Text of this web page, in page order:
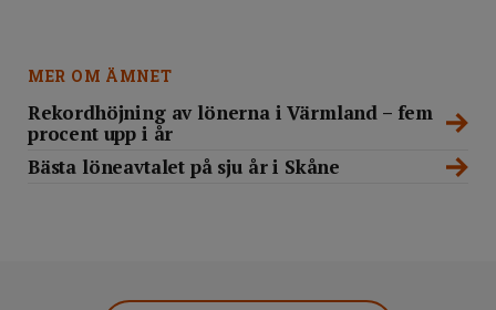
MER OM ÄMNET
Rekordhöjning av lönerna i Värmland – fem
procent upp i år
Bästa löneavtalet på sju år i Skåne